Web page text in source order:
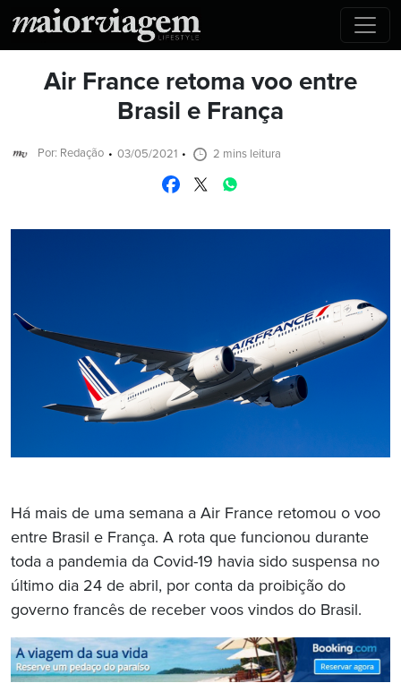
Air France retoma voo entre
Brasil e França
Por: Redação 03/05/2021 2 mins leitura
Há mais de uma semana a Air France retomou o voo
entre Brasil e França. A rota que funcionou durante
toda a pandemia da Covid-19 havia sido suspensa no
último dia 24 de abril, por conta da proibição do
governo francês de receber voos vindos do Brasil.